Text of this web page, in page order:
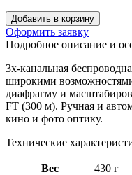
Добавить в корзину
Оформить заявку
Подробное описание и
3х-канальная
широкими
диафрагму и
FT (300 м). Ручная и
кино и фото оптику.
Технические
Вес 430 г